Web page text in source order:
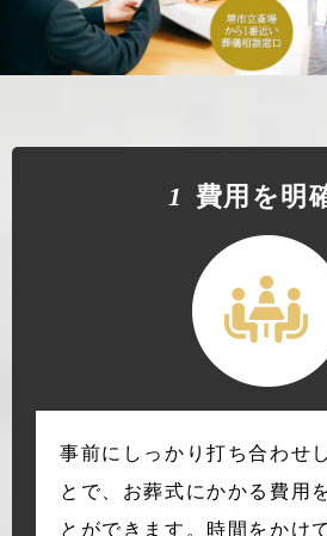
1 費⽤を明
事前にしっかり打ち合わせ
とで、お葬式にかかる費用
とができます。時間をかけ